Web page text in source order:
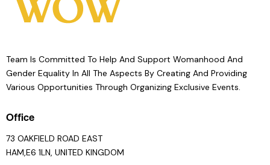
Team Is Committed To Help And Support Womanhood And
Gender Equality In All The Aspects By Creating And Providing
Various Opportunities Through Organizing Exclusive Events.
Office
73 OAKFIELD ROAD EAST
HAM,E6 1LN, UNITED KINGDOM